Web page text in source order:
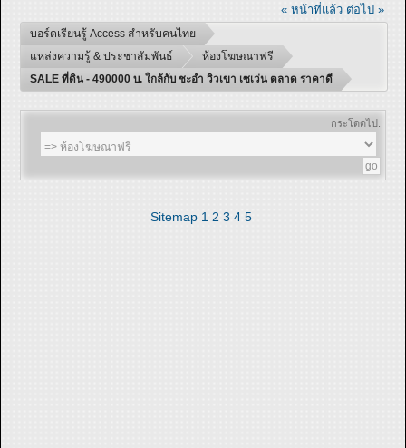
« หน้าที่แล้ว ต่อไป »
บอร์ดเรียนรู้ Access สำหรับคนไทย
แหล่งความรู้ & ประชาสัมพันธ์
ห้องโฆษณาฟรี
SALE ที่ดิน - 490000 บ. ใกล้กับ ชะอำ วิวเขา เซเว่น ตลาด ราคาดี
กระโดดไป:
Sitemap 1 2 3 4 5